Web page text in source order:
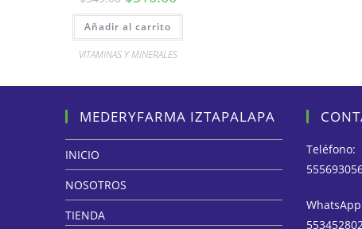
Añadir al carrito
VITAMINAS Y MINERALES
MEDERYFARMA IZTAPALAPA
INICIO
NOSOTROS
TIENDA
Teléfono: